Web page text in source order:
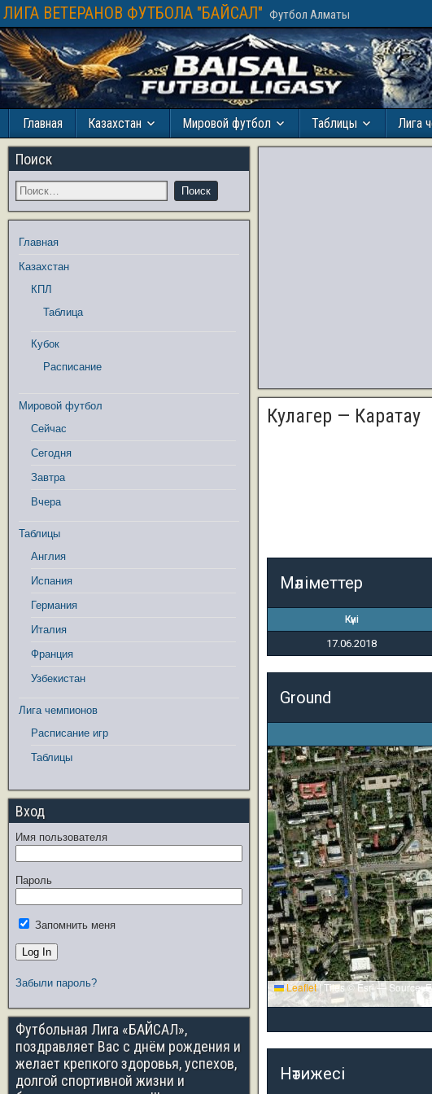
ЛИГА ВЕТЕРАНОВ ФУТБОЛА "БАЙСАЛ" Футбол Алматы
Главная Казахстан Мировой футбол Таблицы Лига
Кулагер — Каратау
Мәліметтер
Күні
17.06.2018
Ground
Leaflet|Tiles © Esri — Source:
Нәтижесі
Поиск
Главная
Казахстан
КПЛ
Таблица
Кубок
Расписание
Мировой футбол
Сейчас
Сегодня
Завтра
Вчера
Таблицы
Англия
Испания
Германия
Италия
Франция
Узбекистан
Лига чемпионов
Расписание игр
Таблицы
Вход
Имя пользователя
Пароль
Запомнить меня
Забыли пароль?
Футбольная Лига «БАЙСАЛ»,
поздравляет Вас с днём рождения и
желает крепкого здоровья, успехов,
долгой спортивной жизни и